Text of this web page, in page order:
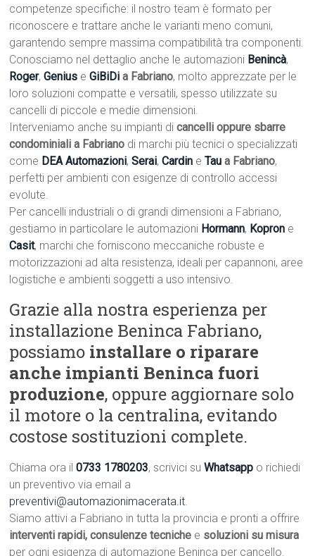
competenze specifiche: il nostro team è formato per
riconoscere e trattare anche le varianti meno comuni,
garantendo sempre massima compatibilità tra componenti.
Conosciamo nel dettaglio anche le automazioni Benincà,
Roger,Genius eGiBiDi a Fabriano, molto apprezzate per le
loro soluzioni compatte e versatili, spesso utilizzate su
cancelli di piccole e medie dimensioni.
Interveniamo anche su impianti dicancelli oppure sbarre
condominiali a Fabriano di marchi più tecnici o specializzati
come DEA Automazioni,Serai,Cardin eTau a Fabriano,
perfetti per ambienti con esigenze di controllo accessi
evolute.
Per cancelli industriali o di grandi dimensioni a Fabriano,
gestiamo in particolare le automazioni Hormann, Kopron e
Casit, marchi che forniscono meccaniche robuste e
motorizzazioni ad alta resistenza, ideali per capannoni, aree
logistiche e ambienti soggetti a uso intensivo.
Grazie alla nostra esperienza per
installazione Beninca Fabriano,
possiamo installare o riparare
anche impianti Beninca fuori
produzione, oppure aggiornare solo
il motore o la centralina, evitando
costose sostituzioni complete.
Chiama ora il0733 1780203, scrivici suWhatsapp o richiedi
un preventivo via email a
preventivi@automazionimacerata.it.
Siamo attivi a Fabriano in tutta la provincia e pronti a offrire
interventi rapidi, consulenze tecniche e soluzioni su misura
per ogni esigenza di automazione Beninca per cancello.